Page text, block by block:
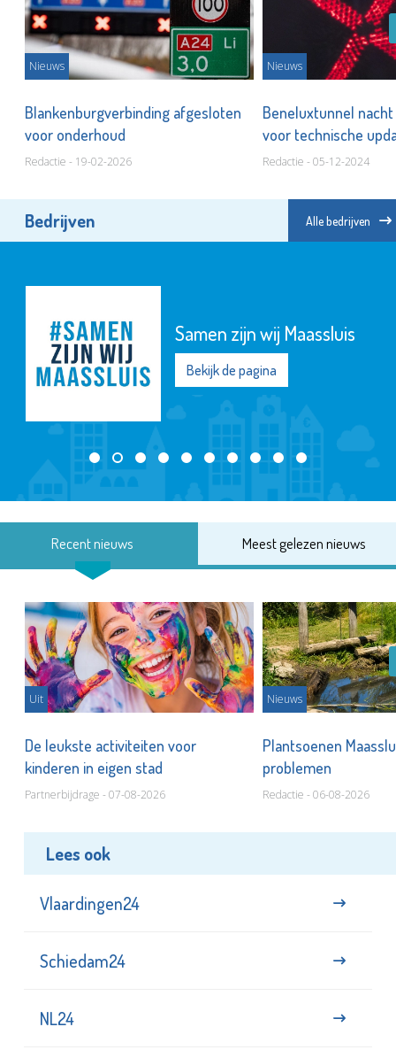
Nieuws
Blankenburgverbinding afgesloten
voor onderhoud
Redactie - 19-02-2026
Nieuws
Beneluxtunnel
voor technische
Redactie - 05-12-2024
Bedrijven Alle bedrijven
Samen zijn wij Maassluis
Bekijk de pagina
Recent nieuws Meest gelezen nieuws
Uit
De leukste activiteiten voor
kinderen in eigen stad
Partnerbijdrage - 07-08-2026
Nieuws
Plantsoenen
problemen
Redactie - 06-08-2026
Lees ook
Vlaardingen24
Schiedam24
NL24